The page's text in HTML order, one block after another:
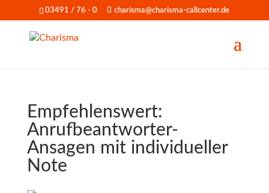
03491 / 76 - 0 charisma@charisma-callcenter.de
Empfehlenswert:
Anrufbeantworter-
Ansagen mit individueller
Note